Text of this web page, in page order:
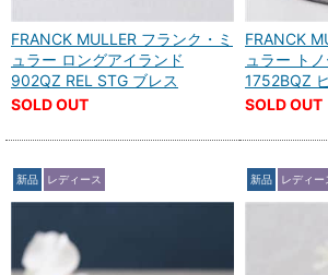
FRANCK MULLER フランク・ミ
ュラー ロングアイランド
902QZ REL STG ブレス
SOLD OUT
FRANCK
ュラー ト
1752BQZ
SOLD OUT
新品 レディース 新品 レディー